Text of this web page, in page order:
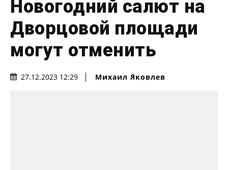
Новогодний салют на
Дворцовой площади
могут отменить
27.12.2023 12:29 Михаил Яковлев